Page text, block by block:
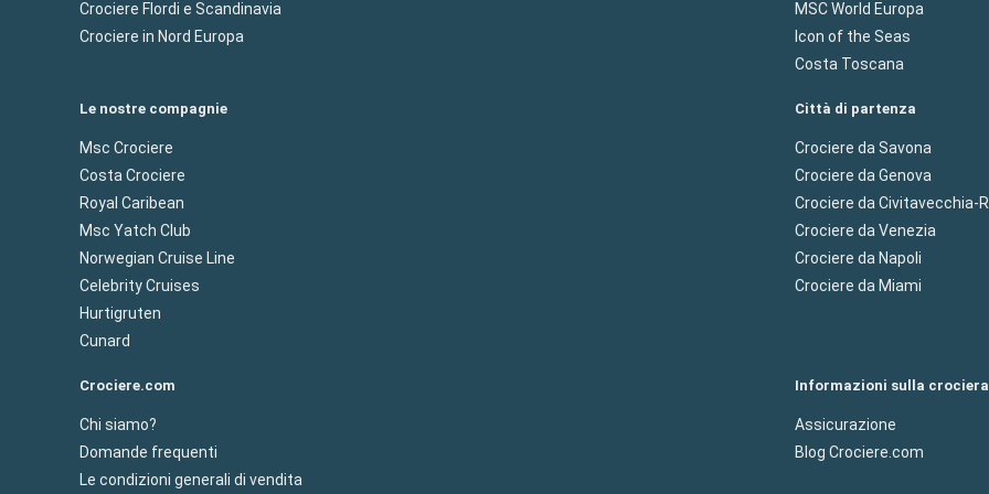
Crociere Flordi e Scandinavia
Crociere in Nord Europa
MSC World Europa
Icon of the Seas
Costa Toscana
Le nostre compagnie
Msc Crociere
Costa Crociere
Royal Caribean
Msc Yatch Club
Norwegian Cruise Line
Celebrity Cruises
Hurtigruten
Cunard
Città di partenza
Crociere da Savona
Crociere da Genova
Crociere da Civitavecchia-
Crociere da Venezia
Crociere da Napoli
Crociere da Miami
Crociere.com
Chi siamo?
Domande frequenti
Le condizioni generali di vendita
Informazioni sulla crociera
Assicurazione
Blog Crociere.com